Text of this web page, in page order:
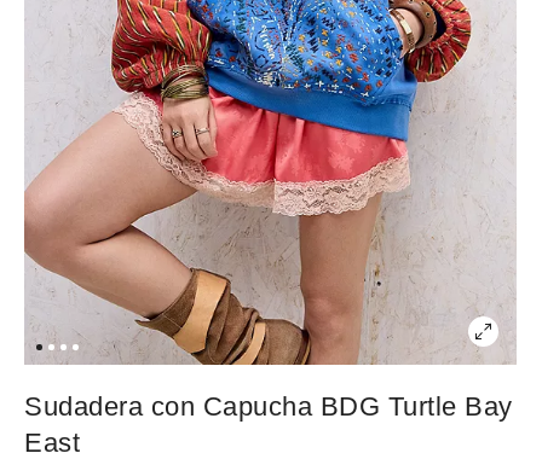
Sudadera con Capucha BDG Turtle Bay
East